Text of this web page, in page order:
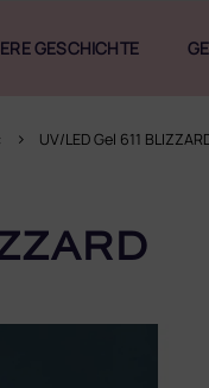
GESCHICHTE
UV/LED Gel 611